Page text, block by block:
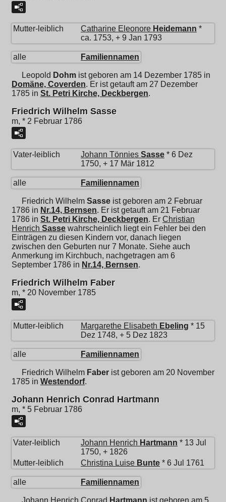
Mutter-leiblich Catharine Eleonore Heidemann *
ca. 1753, + 9 Jan 1793
alle Familiennamen
Leopold Dohm ist geboren am 14 Dezember 1785 in
Domäne, Coverden. Er ist getauft am 27 Dezember
1785 in St. Petri Kirche, Deckbergen.
Friedrich Wilhelm Sasse
m, * 2 Februar 1786
Vater-leiblich Johann Tönnies Sasse * 6 Dez
1750, + 17 Mär 1812
alle Familiennamen
Friedrich Wilhelm Sasse ist geboren am 2 Februar
1786 in Nr.14, Bernsen. Er ist getauft am 21 Februar
1786 in St. Petri Kirche, Deckbergen. Er Christian
Henrich Sasse wahrscheinlich liegt ein Fehler bei den
Einträgen zu diesen Kindern vor, danach liegen
zwischen den Geburten nur 7 Monate. Siehe auch
Anmerkung im Kirchbuch, nachgetragen am 6
September 1786 in Nr.14, Bernsen.
Friedrich Wilhelm Faber
m, * 20 November 1785
Mutter-leiblich Margarethe Elisabeth Ebeling * 15
Dez 1748, + 5 Dez 1823
alle Familiennamen
Friedrich Wilhelm Faber ist geboren am 20 November
1785 in Westendorf.
Johann Henrich Conrad Hartmann
m, * 5 Februar 1786
Vater-leiblich Johann Henrich Hartmann * 13 Jul
1750, + 1826
Mutter-leiblich
Christina Luise Bunte * 6 Jul 1761
alle Familiennamen
Johann Henrich Conrad Hartmann ist geboren am 5